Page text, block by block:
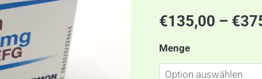
€135,00 – €
Menge
Angstzuständen
Menge